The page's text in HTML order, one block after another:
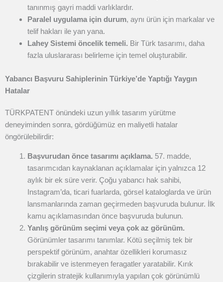
tanınmış gayri maddi varlıklardır.
Paralel uygulama için durum, aynı ürün için markalar ve
telif hakları ile yan yana.
Lahey Sistemi öncelik temeli. Bir Türk tasarımı, daha
fazla uluslararası belirleme için temel oluşturabilir.
Yabancı Başvuru Sahiplerinin Türkiye’de Yaptığı Yaygın
Hatalar
TÜRKPATENT önündeki uzun yıllık tasarım yürütme
deneyiminden sonra, gördüğümüz en maliyetli hatalar
öngörülebilirdir:
Başvurudan önce tasarımı açıklama. 57. madde,
tasarımcıdan kaynaklanan açıklamalar için yalnızca 12
aylık bir ek süre verir. Çoğu yabancı hak sahibi,
Instagram’da, ticari fuarlarda, görsel kataloglarda ve ürün
lansmanlarında zaman geçirmeden başvuruda bulunur. İlk
kamu açıklamasından önce başvuruda bulunun.
Yanlış görünüm seçimi veya çok az görünüm.
Görünümler tasarımı tanımlar. Kötü seçilmiş tek bir
perspektif görünüm, anahtar özellikleri korumasız
bırakabilir ve istenmeyen feragatler yaratabilir. Kırık
çizgilerin stratejik kullanımıyla yapılan çok görünümlü